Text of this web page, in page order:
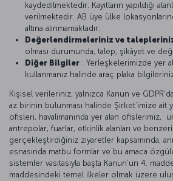
kaydedilmektedir. Kayıtların yapıldığı
verilmektedir. AB üye ülke
altına alınmamaktadır.
Değerlendirmeleriniz ve
olması durumunda, talep, şikâyet ve
Diğer Bilgiler : Yerleşkelerimizde yer
kullanmanız halinde araç plaka
Kişisel verileriniz, yalnızca Kanun ve
az birinin bulunması halinde Şirket’imize ait
ofisleri, havalimanında yer alan ofislerimiz,
antrepolar, fuarlar, etkinlik alanları ve benzeri
gerçekleştirdiğiniz ziyaretler kapsamında,
esnasında matbu formlar ve bu amaca
sistemler vasıtasıyla başta Kanun’un 4.
maddesindeki temel ilkeler olmak üzere